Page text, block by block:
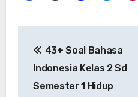
navigation
43+ Soal Bahasa
Indonesia Kelas 2 Sd
Semester 1 Hidup